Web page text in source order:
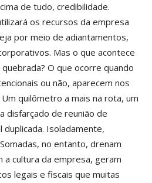
de tudo, credibilidade.
os recursos da empresa
por meio de adiantamentos,
Mas o que acontece
O que ocorre quando
ou não, aparecem nos
quilômetro a mais na rota, um
disfarçado de reunião de
duplicada. Isoladamente,
no entanto, drenam
a cultura da empresa, geram
legais e fiscais que muitas